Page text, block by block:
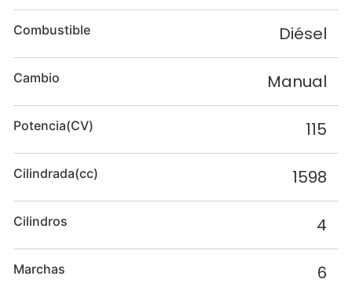
Combustible Diésel
Cambio Manual
Potencia(CV) 115
Cilindrada(cc) 1598
Cilindros 4
Marchas 6